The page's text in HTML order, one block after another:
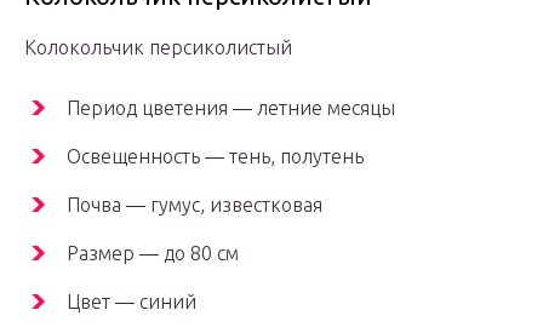
Колокольчик персиколистый
Период цветения — летние месяцы
Освещенность — тень, полутень
Почва — гумус, известковая
Размер — до 80 см
Цвет — синий